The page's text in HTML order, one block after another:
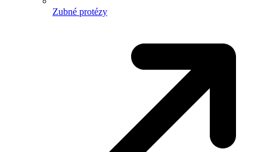
Zubné protézy